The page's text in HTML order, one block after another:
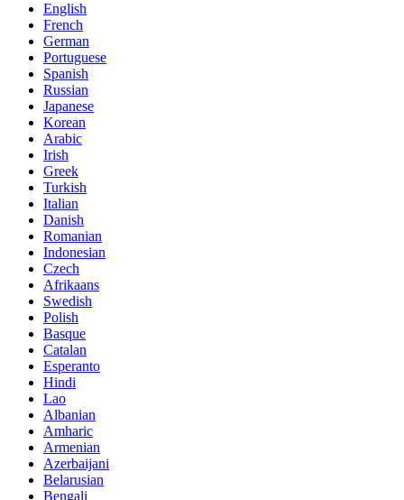
English
French
German
Portuguese
Spanish
Russian
Japanese
Korean
Arabic
Irish
Greek
Turkish
Italian
Danish
Romanian
Indonesian
Czech
Afrikaans
Swedish
Polish
Basque
Catalan
Esperanto
Hindi
Lao
Albanian
Amharic
Armenian
Azerbaijani
Belarusian
Bengali